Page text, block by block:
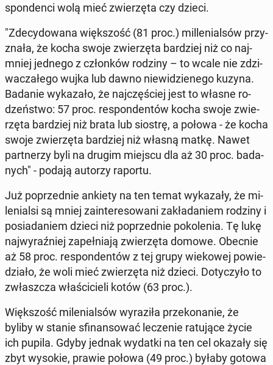
spon­den­ci wolą mieć zwie­rzę­ta czy dzieci.
"Zde­cy­do­wa­na więk­szość (81 proc.) mil­le­nial­sów przy­
zna­ła, że kocha swoje zwie­rzę­ta bar­dziej niż co naj­
mniej jednego z człon­ków rodziny – to wcale nie zdzi­
wa­cza­łe­go wujka lub dawno nie­wi­dzie­ne­go kuzyna.
Badanie wy­ka­za­ło, że naj­czę­ściej jest to własne ro­
dzeń­stwo: 57 proc. re­spon­den­tów kocha swoje zwie­
rzę­ta bar­dziej niż brata lub siostrę, a połowa - że kocha
swoje zwie­rzę­ta bar­dziej niż własną matkę. Nawet
part­ne­rzy byli na drugim miejscu dla aż 30 proc. ba­da­
nych" - podają autorzy raportu.
Już po­przed­nie ankiety na ten temat wy­ka­za­ły, że mi­
le­nial­si są mniej za­in­te­re­so­wa­ni za­kła­da­niem rodziny i
po­sia­da­niem dzieci niż po­przed­nie po­ko­le­nia. Tę lukę
naj­wy­raź­niej za­peł­nia­ją zwie­rzę­ta domowe. Obecnie
aż 58 proc. re­spon­den­tów z tej grupy wie­ko­wej po­wie­
dzia­ło, że woli mieć zwie­rzę­ta niż dzieci. Do­ty­czy­ło to
zwłasz­cza wła­ści­cie­li kotów (63 proc.).
Więk­szość mi­le­nial­sów wy­ra­zi­ła prze­ko­na­nie, że
byliby w stanie sfi­nan­so­wać le­cze­nie ra­tu­ją­ce życie
ich pupila. Gdyby jednak wydatki na ten cel okazały się
zbyt wysokie, prawie połowa (49 proc.) byłaby gotowa